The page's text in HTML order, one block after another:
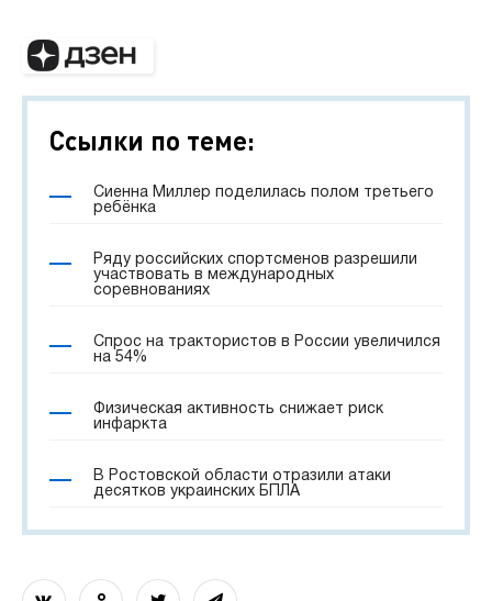
Ссылки по теме:
Сиенна Миллер поделилась полом третьего
ребёнка
Ряду российских спортсменов разрешили
участвовать в международных
соревнованиях
Спрос на трактористов в России увеличился
на 54%
Физическая активность снижает риск
инфаркта
В Ростовской области отразили атаки
десятков украинских БПЛА